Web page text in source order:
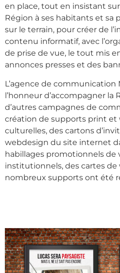
en place, tout en insistant
Région à ses habitants et sa
sur le terrain, pour créer de
contenu informatif, avec
de prise de vue, le tout mis
annonces presses et des
L’agence de communication
l’honneur d’accompagner la
d’autres campagnes de
création de supports print et
culturelles, des cartons
webdesign du site internet
habillages promotionnels de
institutionnels, des cartes
nombreux supports ont été